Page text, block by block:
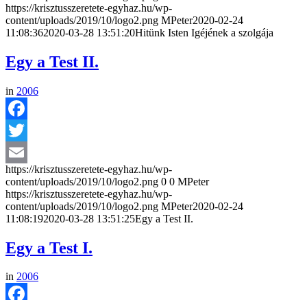
https://krisztusszeretete-egyhaz.hu/wp-
content/uploads/2019/10/logo2.png MPeter2020-02-24
11:08:362020-03-28 13:51:20Hitünk Isten Igéjének a szolgája
Egy a Test II.
in 2006
Facebook
Twitter
Email
https://krisztusszeretete-egyhaz.hu/wp-
content/uploads/2019/10/logo2.png 0 0 MPeter
https://krisztusszeretete-egyhaz.hu/wp-
content/uploads/2019/10/logo2.png MPeter2020-02-24
11:08:192020-03-28 13:51:25Egy a Test II.
Egy a Test I.
in 2006